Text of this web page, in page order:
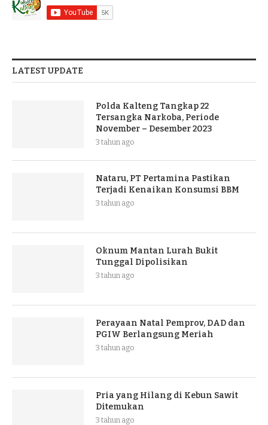
LATEST UPDATE
Polda Kalteng Tangkap 22
Tersangka Narkoba, Periode
November – Desember 2023
3 tahun ago
Nataru, PT Pertamina Pastikan
Terjadi Kenaikan Konsumsi BBM
3 tahun ago
Oknum Mantan Lurah Bukit
Tunggal Dipolisikan
3 tahun ago
Perayaan Natal Pemprov, DAD dan
PGIW Berlangsung Meriah
3 tahun ago
Pria yang Hilang di Kebun Sawit
Ditemukan
3 tahun ago